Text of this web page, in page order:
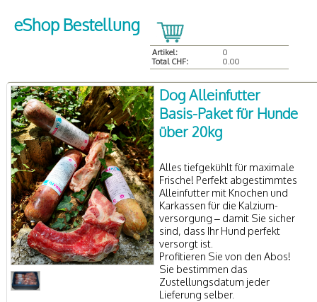
eShop Bestellung
Artikel:
0
Total CHF:
0.00
Dog Alleinfutter
Basis-Paket für Hunde
über 20kg
Alles tiefgekühlt für maximale
Frische! Perfekt abgestimmtes
Alleinfutter mit Knochen und
Karkassen für die Kalzium-
versorgung – damit Sie sicher
sind, dass Ihr Hund perfekt
versorgt ist.
Profitieren Sie von den Abos!
Sie bestimmen das
Zustellungsdatum jeder
Lieferung selber.